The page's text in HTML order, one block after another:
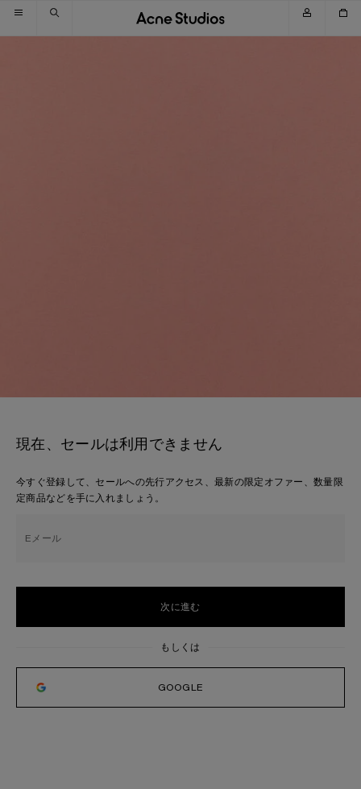
スキップしてナビゲーションへ移動
スキップしてメインコンテンツへ移動
スキップしてフッターへ移動
現在、セールは利用できません
今すぐ登録して、セールへの先行アクセス、最新の限定オファー、数量限
定商品などを手に入れましょう。
Eメール
次に進む
GOOGLE